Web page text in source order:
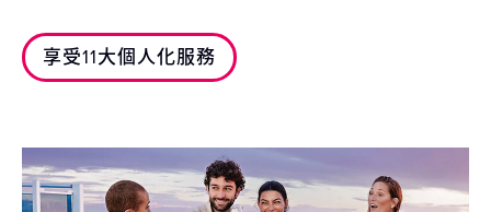
享受11大個人化服務